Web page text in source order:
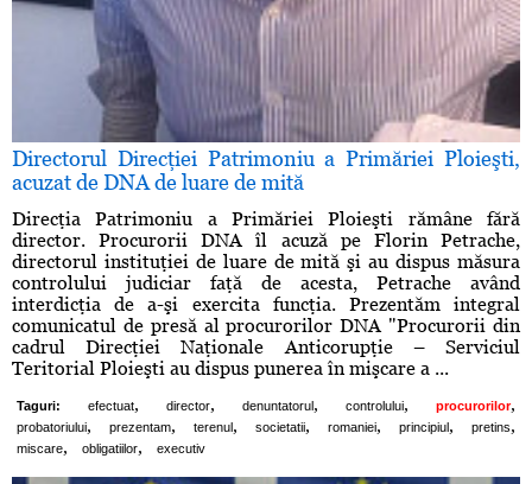
Directorul Direcţiei Patrimoniu a Primăriei Ploieşti,
acuzat de DNA de luare de mită
Direcţia Patrimoniu a Primăriei Ploieşti rămâne fără
director. Procurorii DNA îl acuză pe Florin Petrache,
directorul instituţiei de luare de mită şi au dispus măsura
controlului judiciar faţă de acesta, Petrache având
interdicţia de a-şi exercita funcţia. Prezentăm integral
comunicatul de presă al procurorilor DNA "Procurorii din
cadrul Direcţiei Naţionale Anticorupţie – Serviciul
Teritorial Ploieşti au dispus punerea în mişcare a ...
Taguri: efectuat, director, denuntatorul , controlului, procurorilor,
probatoriului, prezentam, terenul , societatii, romaniei, principiul , pretins,
miscare, obligatiilor, executiv